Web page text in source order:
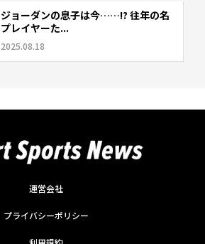
ジョーダンの息子は今……!? 往年の名
プレイヤーた...
2025.08.18
運営会社
プライバシーポリシー